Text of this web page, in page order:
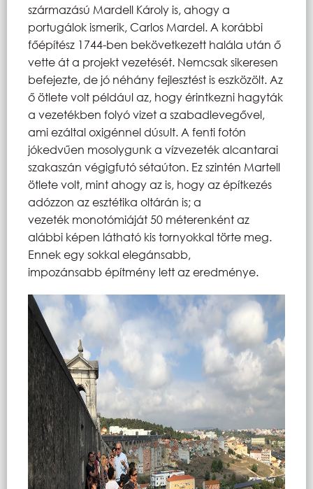
származású Mardell Károly is, ahogy a
portugálok ismerik, Carlos Mardel. A korábbi
főépítész 1744-ben bekövetkezett halála után ő
vette át a projekt vezetését. Nemcsak sikeresen
befejezte, de jó néhány fejlesztést is eszközölt. Az
ő ötlete volt például az, hogy érintkezni hagyták
a vezetékben folyó vizet a szabadlevegővel,
ami ezáltal oxigénnel dúsult. A fenti fotón
jókedvűen mosolygunk a vízvezeték alcantarai
szakaszán végigfutó sétaúton. Ez szintén Martell
ötlete volt, mint ahogy az is, hogy az építkezés
adózzon az esztétika oltárán is; a
vezeték monotómiáját 50 méterenként az
alábbi képen látható kis tornyokkal törte meg.
Ennek egy sokkal elegánsabb,
impozánsabb építmény lett az eredménye.